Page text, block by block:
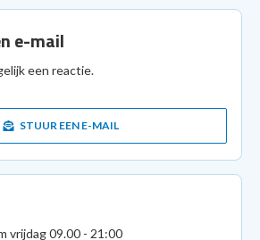
e-mail
een reactie.
STUUR EEN E-MAIL
vrijdag 09.00 - 21:00